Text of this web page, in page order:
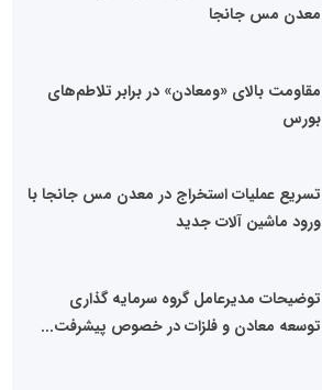
معدن مس جانجا
مقاومت بالای «ومعادن» در برابر تلاطم‌های
بورس
تسریع عملیات استخراج در معدن مس جانجا با
ورود ماشین آلات جدید
توضیحات مدیرعامل گروه سرمایه گذاری
توسعه معادن و فلزات در خصوص پیشرفت...